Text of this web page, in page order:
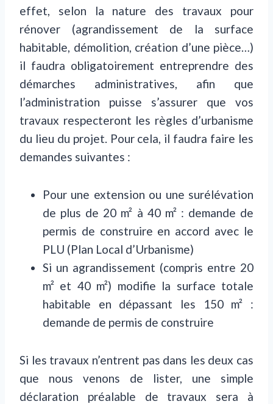
effet, selon la nature des travaux pour
rénover (agrandissement de la surface
habitable, démolition, création d’une pièce…)
il faudra obligatoirement entreprendre des
démarches administratives, afin que
l’administration puisse s’assurer que vos
travaux respecteront les règles d’urbanisme
du lieu du projet. Pour cela, il faudra faire les
demandes suivantes :
Pour une extension ou une surélévation
de plus de 20 m² à 40 m² : demande de
permis de construire en accord avec le
PLU (Plan Local d’Urbanisme)
Si un agrandissement (compris entre 20
m² et 40 m²) modifie la surface totale
habitable en dépassant les 150 m² :
demande de permis de construire
Si les travaux n’entrent pas dans les deux cas
que nous venons de lister, une simple
déclaration préalable de travaux sera à